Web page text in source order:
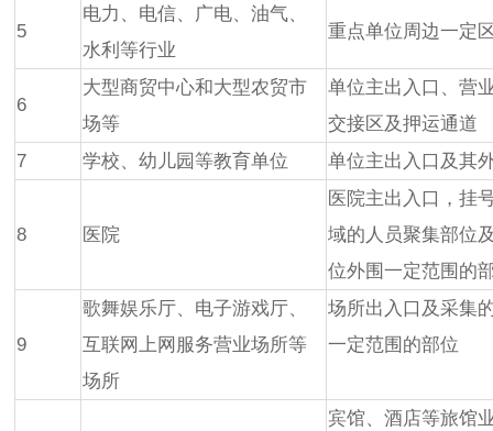
5
电力、电信、广电、油气、
水利等行业
重点单位周边一定
6
大型商贸中心和大型农贸市
场等
单位主出入口、营
交接区及押运通道
7
学校、幼儿园等教育单位 单位主出入口及其
8 医院
医院主出入口，挂
域的人员聚集部位
位外围一定范围的
9
歌舞娱乐厅、电子游戏厅、
互联网上网服务营业场所等
场所
场所出入口及采集
一定范围的部位
宾馆、酒店等旅馆